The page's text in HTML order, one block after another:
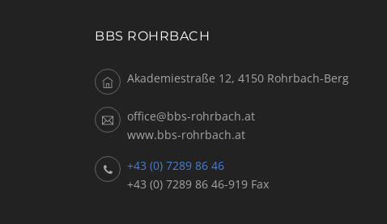
BBS ROHRBACH
Akademiestraße 12, 4150 Rohrbach-Berg
office@bbs-rohrbach.at
www.bbs-rohrbach.at
+43 (0) 7289 86 46
+43 (0) 7289 86 46-919 Fax